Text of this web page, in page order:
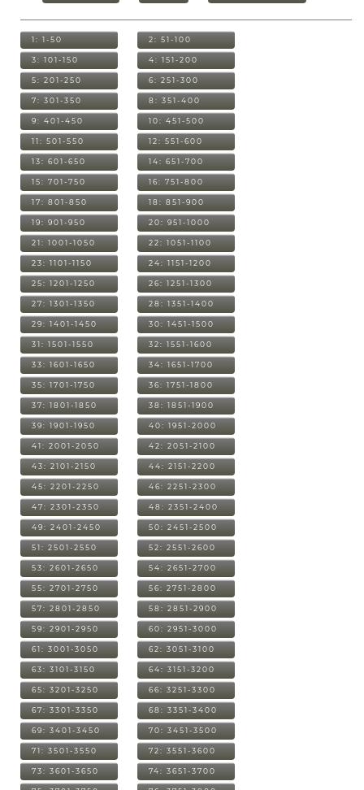
1: 1-50 2: 51-100
3: 101-150 4: 151-200
5: 201-250 6: 251-300
7: 301-350 8: 351-400
9: 401-450 10: 451-500
11: 501-550 12: 551-600
13: 601-650 14: 651-700
15: 701-750 16: 751-800
17: 801-850 18: 851-900
19: 901-950 20: 951-1000
21: 1001-1050 22: 1051-1100
23: 1101-1150 24: 1151-1200
25: 1201-1250 26: 1251-1300
27: 1301-1350 28: 1351-1400
29: 1401-1450 30: 1451-1500
31: 1501-1550 32: 1551-1600
33: 1601-1650 34: 1651-1700
35: 1701-1750 36: 1751-1800
37: 1801-1850 38: 1851-1900
39: 1901-1950 40: 1951-2000
41: 2001-2050 42: 2051-2100
43: 2101-2150 44: 2151-2200
45: 2201-2250 46: 2251-2300
47: 2301-2350 48: 2351-2400
49: 2401-2450 50: 2451-2500
51: 2501-2550 52: 2551-2600
53: 2601-2650 54: 2651-2700
55: 2701-2750 56: 2751-2800
57: 2801-2850 58: 2851-2900
59: 2901-2950 60: 2951-3000
61: 3001-3050 62: 3051-3100
63: 3101-3150 64: 3151-3200
65: 3201-3250 66: 3251-3300
67: 3301-3350 68: 3351-3400
69: 3401-3450 70: 3451-3500
71: 3501-3550 72: 3551-3600
73: 3601-3650 74: 3651-3700